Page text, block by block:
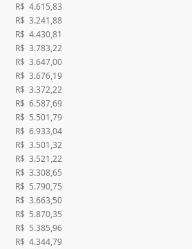
R$ 4.615,83
R$ 3.241,88
R$ 4.430,81
R$ 3.783,22
R$ 3.647,00
R$ 3.676,19
R$ 3.372,22
R$ 6.587,69
R$ 5.501,79
R$ 6.933,04
R$ 3.501,32
R$ 3.521,22
R$ 3.308,65
R$ 5.790,75
R$ 3.663,50
R$ 5.870,35
R$ 5.385,96
R$ 4.344,79